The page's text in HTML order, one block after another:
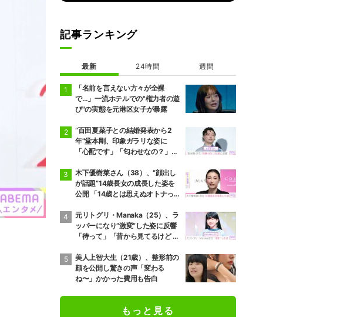
記事ランキング
最新 24時間 週間
「名前を言えない方々が全裸
で…」一流ホテルでの"権力者の遊
び"の実態を元港区女子が暴露
“百田夏菜子との結婚発表から2
年”堂本剛、印象ガラリな姿に
「心配です」「匂わせなの？」な
木下優樹菜さん（38）、“顔出し
が話題”14歳長女の成長した姿を
公開 「14歳とは思えぬオトナっぽ
ぎる」など反響
元リトグリ・Manaka（25）、ラ
ッパーになり“激変”した姿に反響
「待って」「昔から見てるけど 最
美人上智大生（21歳）、整形前の
顔を公開し驚きの声「変わる
ね〜」かかった費用も告白
もっと見る